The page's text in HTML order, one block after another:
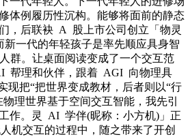
体例履历性沉构。能够将面前的静态
，后联袂 A 股上市公司创立「物灵
一代的年轻孩子是率先顺应具身智
群。让桌面阅读变成了一个交互范
帮理和伙伴，跟着 AGI 向物理具
现把“把世界变成教材，后者则以“行
理世界基于空间交互智能，我先引
作。灵 AI 学伴(昵称：小方机)」正
机交互的过程中，随之带来了开创